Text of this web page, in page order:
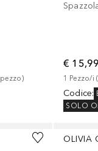
pezzo)
€ 15,99
1 Pezzo/i (
Codice:
SOLO
OLIVIA